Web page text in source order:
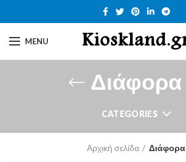
MENU
Διάφορα
CATEGORIES
Αρχική σελίδα Διάφορα